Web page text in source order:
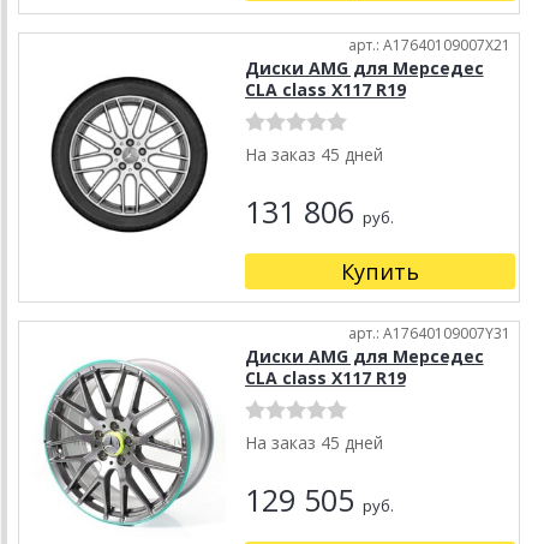
арт.: A17640109007X21
Диски AMG для Мерседес
CLA class X117 R19
На заказ 45 дней
131 806 руб.
Купить
арт.: A17640109007Y31
Диски AMG для Мерседес
CLA class X117 R19
На заказ 45 дней
129 505 руб.